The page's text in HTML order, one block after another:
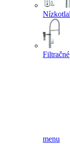
Filtračné
menu